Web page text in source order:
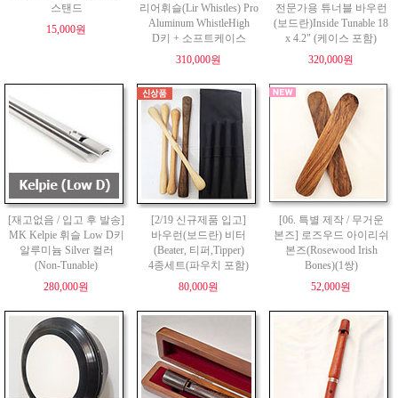
스탠드
15,000원
리어휘슬(Lir Whistles) Pro
Aluminum WhistleHigh
D키 + 소프트케이스
310,000원
전문가용 튜너블 바우런
(보드란)Inside Tunable 18
x 4.2" (케이스 포함)
320,000원
[재고없음 / 입고 후 발송]
MK Kelpie 휘슬 Low D키
알루미늄 Silver 컬러
(Non-Tunable)
280,000원
[2/19 신규제품 입고]
바우런(보드란) 비터
(Beater, 티퍼,Tipper)
4종세트(파우치 포함)
80,000원
[06. 특별 제작 / 무거운
본즈] 로즈우드 아이리쉬
본즈(Rosewood Irish
Bones)(1쌍)
52,000원